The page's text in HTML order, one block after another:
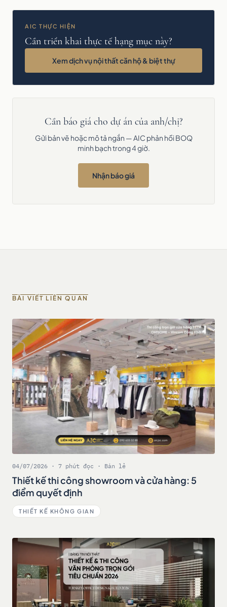
AIC THỰC HIỆN
Cần triển khai thực tế hạng mục này?
Xem dịch vụ nội thất căn hộ & biệt thự
Cần báo giá cho dự án của anh/chị?
Gửi bản vẽ hoặc mô tả ngắn — AIC phản hồi BOQ
minh bạch trong 4 giờ.
Nhận báo giá
BÀI VIẾT LIÊN QUAN
04/07/2026 · 7 phút đọc · Bán lẻ
Thiết kế thi công showroom và cửa hàng: 5
điểm quyết định
THIẾT KẾ KHÔNG GIAN